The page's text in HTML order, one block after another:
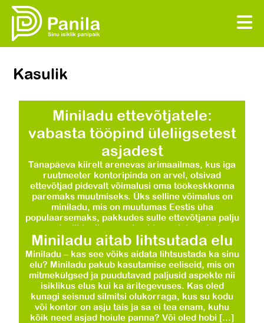
Kasulik
Miniladu ettevõtjatele:
vabasta tööpind üleliigsetest
asjadest
Tänapäeva kiirelt arenevas ärimaailmas, kus iga
ruutmeeter kontoripinda on arvel, otsivad
ettevõtjad pidevalt võimalusi oma töökeskkonna
paremaks muutmiseks. Üks selline võimalus on
miniladu, mis on muutumas Eestis üha
populaarsemaks, pakkudes sulle ettevõtjana palju
väärtuslikku lisaruumi, mida saab kasutada
hoopis praktilisemalt ja tulu toovamatel
eesmärkidel. Miniladu ettevõttele on palju enamat
kui lihtne keldriboks Miniladu ettevõttele ei […]
Miniladu aitab lihtsutada elu
Miniladu – kas see võiks aidata lihtsustada ka sinu
elu? Miniladu pakub kasutamise eeliseid, mis on
mitmekülgsed ja puudutavad paljusid aspekte nii
isiklikus elus kui ka äritegevuses. Kas oled
kunagi seisnud silmitsi olukorraga, kus su kodu
või kontor on asju täis ja sa ei tea enam, kuhu
kõik need asjad hoiule panna? Või oled hobi […]